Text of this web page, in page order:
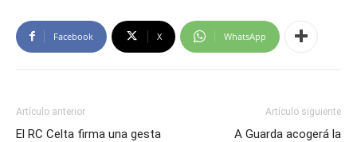
Facebook X WhatsApp
Artículo anterior
El RC Celta firma una gesta
Artículo siguiente
A Guarda acogerá la